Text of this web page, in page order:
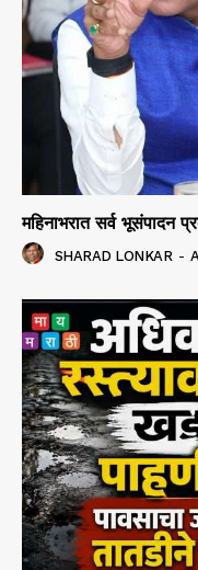
महिनाभरात सर्व भूसंपादन
SHARAD LONKAR -